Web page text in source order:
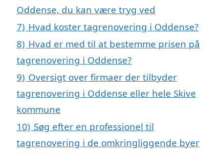
Oddense, du kan være tryg ved
7) Hvad koster tagrenovering i Oddense?
8) Hvad er med til at bestemme prisen på
tagrenovering i Oddense?
9) Oversigt over firmaer der tilbyder
tagrenovering i Oddense eller hele Skive
kommune
10) Søg efter en professionel til
tagrenovering i de omkringliggende byer